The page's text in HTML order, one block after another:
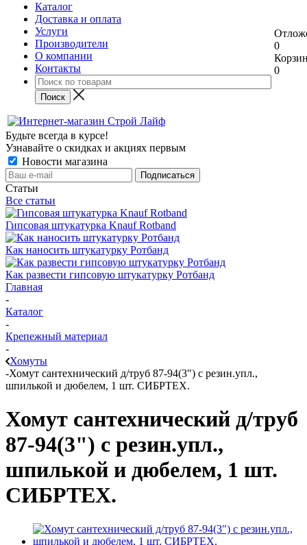
Каталог
Доставка и оплата
Услуги
Производители
О компании
Контакты
0
0
Будьте всегда в курсе!
Узнавайте о скидках и акциях первым
Новости магазина
Статьи
Все статьи
Гипсовая штукатурка Knauf Rotband
Как наносить штукатурку Ротбанд
Как развести гипсовую штукатурку Ротбанд
Главная
-
Каталог
-
Крепежный материал
-
Хомуты
-Хомут сантехнический д/труб 87-94(3") с резин.упл.,
шпилькой и дюбелем, 1 шт. СИБРТЕХ.
Хомут сантехнический д/труб
87-94(3") с резин.упл.,
шпилькой и дюбелем, 1 шт.
СИБРТЕХ.